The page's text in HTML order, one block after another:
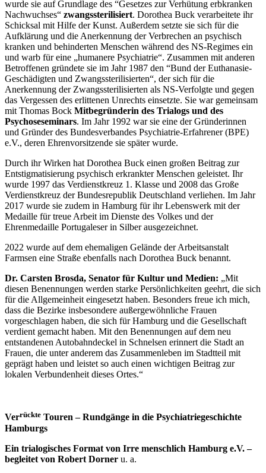
wurde sie auf Grundlage des “Gesetzes zur Verhütung erbkranken
Nachwuchses“ zwangssterilisiert. Dorothea Buck verarbeitete ihr
Schicksal mit Hilfe der Kunst. Außerdem setzte sie sich für die
Aufklärung und die Anerkennung der Verbrechen an psychisch
kranken und behinderten Menschen während des NS-Regimes ein
und warb für eine „humanere Psychiatrie“. Zusammen mit anderen
Betroffenen gründete sie im Jahr 1987 den “Bund der Euthanasie-
Geschädigten und Zwangssterilisierten“, der sich für die
Anerkennung der Zwangssterilisierten als NS-Verfolgte und gegen
das Vergessen des erlittenen Unrechts einsetzte. Sie war gemeinsam
mit Thomas Bock Mitbegründerin des Trialogs und des
Psychoseseminars. Im Jahr 1992 war sie eine der Gründerinnen
und Gründer des Bundesverbandes Psychiatrie-Erfahrener (BPE)
e.V., deren Ehrenvorsitzende sie später wurde.
Durch ihr Wirken hat Dorothea Buck einen großen Beitrag zur
Entstigmatisierung psychisch erkrankter Menschen geleistet. Ihr
wurde 1997 das Verdienstkreuz 1. Klasse und 2008 das Große
Verdienstkreuz der Bundesrepublik Deutschland verliehen. Im Jahr
2017 wurde sie zudem in Hamburg für ihr Lebenswerk mit der
Medaille für treue Arbeit im Dienste des Volkes und der
Ehrenmedaille Portugaleser in Silber ausgezeichnet.
2022 wurde auf dem ehemaligen Gelände der Arbeitsanstalt
Farmsen eine Straße ebenfalls nach Dorothea Buck benannt.
Dr. Carsten Brosda, Senator für Kultur und Medien: „Mit
diesen Benennungen werden starke Persönlichkeiten geehrt, die sich
für die Allgemeinheit eingesetzt haben. Besonders freue ich mich,
dass die Bezirke insbesondere außergewöhnliche Frauen
vorgeschlagen haben, die sich für Hamburg und die Gesellschaft
verdient gemacht haben. Mit den Benennungen auf dem neu
entstandenen Autobahndeckel in Schnelsen erinnert die Stadt an
Frauen, die unter anderem das Zusammenleben im Stadtteil mit
geprägt haben und leistet so auch einen wichtigen Beitrag zur
lokalen Verbundenheit dieses Ortes.“
Verrückte Touren– Rundgänge in die Psychiatriegeschichte
Hamburgs
Ein trialogisches Format von Irre menschlich Hamburg e.V. –
begleitet von Robert Dorner u. a.